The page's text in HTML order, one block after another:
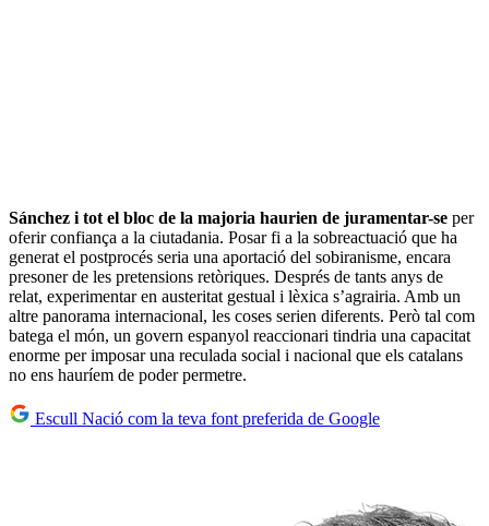
Sánchez i tot el bloc de la majoria haurien de juramentar-se per
oferir confiança a la ciutadania. Posar fi a la sobreactuació que ha
generat el postprocés seria una aportació del sobiranisme, encara
presoner de les pretensions retòriques. Després de tants anys de
relat, experimentar en austeritat gestual i lèxica s’agrairia. Amb un
altre panorama internacional, les coses serien diferents. Però tal com
batega el món, un govern espanyol reaccionari tindria una capacitat
enorme per imposar una reculada social i nacional que els catalans
no ens hauríem de poder permetre.
Escull Nació com la teva font preferida de Google